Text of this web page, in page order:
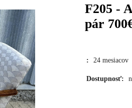
F205 -
pár
: 24 mesiacov
Dostupnosť: